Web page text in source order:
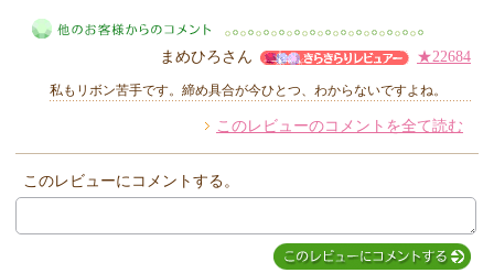
他のお客様からのコメント
まめひろさん ★22684
私もリボン苦手です。締め具合が今ひとつ、わからないですよね。
このレビューのコメントを全て読む
このレビューにコメントする。